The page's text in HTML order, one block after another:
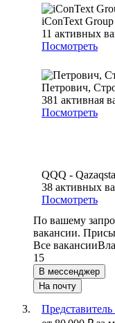
iConText Group
11 активных
Посмотреть
Петрович,
381 активная
Посмотреть
QQQ -
38 активных
Посмотреть
По вашему
вакансии.
Все вакансии
15
В мессенджер
На почту